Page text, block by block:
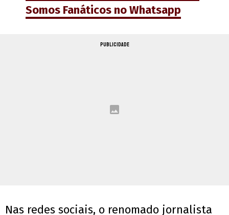
Somos Fanáticos no Whatsapp
PUBLICIDADE
Nas redes sociais, o renomado jornalista